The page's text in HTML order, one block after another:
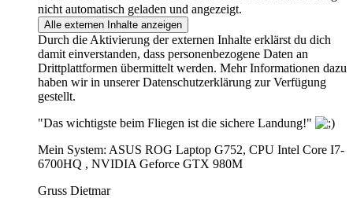
nicht automatisch geladen und angezeigt.
Alle externen Inhalte anzeigen
Durch die Aktivierung der externen Inhalte erklärst du dich
damit einverstanden, dass personenbezogene Daten an
Drittplattformen übermittelt werden. Mehr Informationen dazu
haben wir in unserer Datenschutzerklärung zur Verfügung
gestellt.
"Das wichtigste beim Fliegen ist die sichere Landung!"
Mein System: ASUS ROG Laptop G752, CPU Intel Core I7-
6700HQ , NVIDIA Geforce GTX 980M
Gruss Dietmar